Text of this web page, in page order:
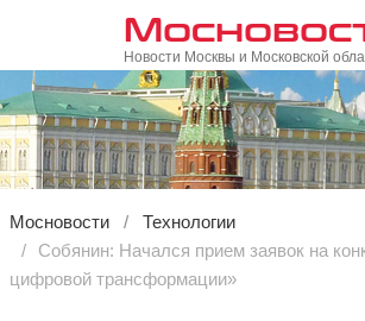
Новости Москвы и Московской
Мосновости
Технологии
Собянин: Начался прием заявок на
цифровой трансформации»